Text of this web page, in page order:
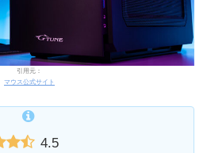
引用元：
マウス公式サイト
4.5